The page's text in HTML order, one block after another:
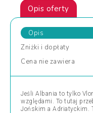
Opis oferty
Opis
Zniżki i dopłaty
Cena nie zawiera
Jeśli Albania to tylko
względami. To tutaj
Jońskim a Adriatyckim.